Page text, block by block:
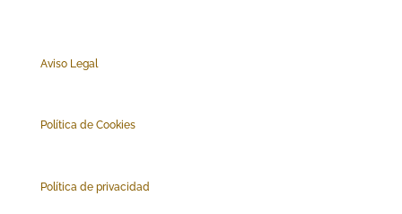
Aviso Legal
Política de Cookies
Política de privacidad